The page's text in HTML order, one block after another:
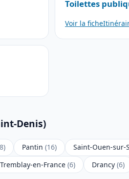
Toilettes
Voir la fiche
Denis)
Pantin (16) Saint-Ouen-sur-
Tremblay-en-France (6) Drancy (6)